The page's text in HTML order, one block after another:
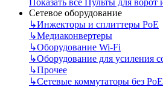
Показать все Пульты для ворот
Сетевое оборудование
↳Инжекторы и сплиттеры РоЕ
↳Медиаконвертеры
↳Оборудование Wi-Fi
↳Оборудование для усиления
↳Прочее
↳Сетевые коммутаторы без РоЕ